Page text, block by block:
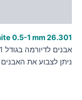
0.5-1 mm26.301
אבנים לדיורמה בגודל 0.5-1 מ"מ ליצירת פני קרקע עם אבנים
ניתן לצבוע את